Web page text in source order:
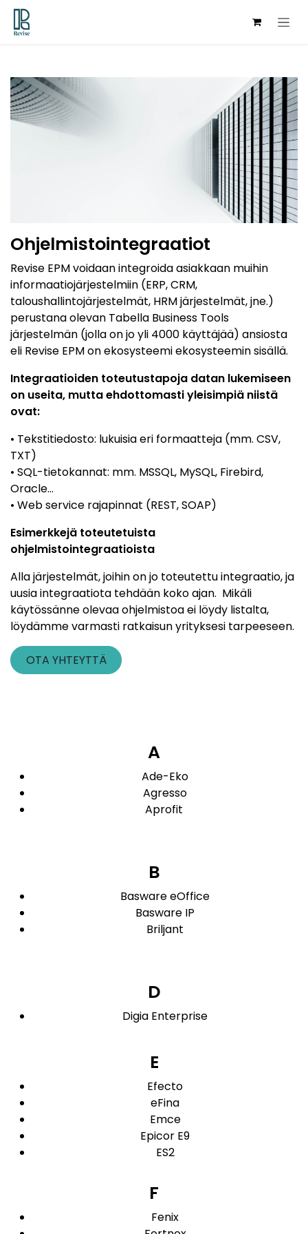
Siirry sisältöön
Ohjelmistointegraatiot
Revise EPM voidaan integroida asiakkaan muihin
informaatiojärjestelmiin (ERP, CRM,
taloushallintojärjestelmät, HRM järjestelmät, jne.)
perustana olevan Tabella Business Tools
järjestelmän (jolla on jo yli 4000 käyttäjää) ansiosta
eli Revise EPM on ekosysteemi ekosysteemin sisällä.
Integraatioiden toteutustapoja datan lukemiseen
on useita, mutta ehdottomasti yleisimpiä niistä
ovat:
• Tekstitiedosto: lukuisia eri formaatteja (mm. CSV,
TXT)
• SQL-tietokannat: mm. MSSQL, MySQL, Firebird,
Oracle…
• Web service rajapinnat (REST, SOAP)
Esimerkkejä toteutetuista
ohjelmistointegraatioista
Alla järjestelmät, joihin on jo toteutettu integraatio, ja
uusia integraatiota tehdään koko ajan. Mikäli
käytössänne olevaa ohjelmistoa ei löydy listalta,
löydämme varmasti ratkaisun yrityksesi tarpeeseen.
OTA YHTEYTTÄ
A
Ade-Eko
Agresso
Aprofit
B
Basware eOffice
Basware IP
Briljant
D
Digia Enterprise
E
Efecto
eFina
Emce
Epicor E9
ES2
F
Fenix